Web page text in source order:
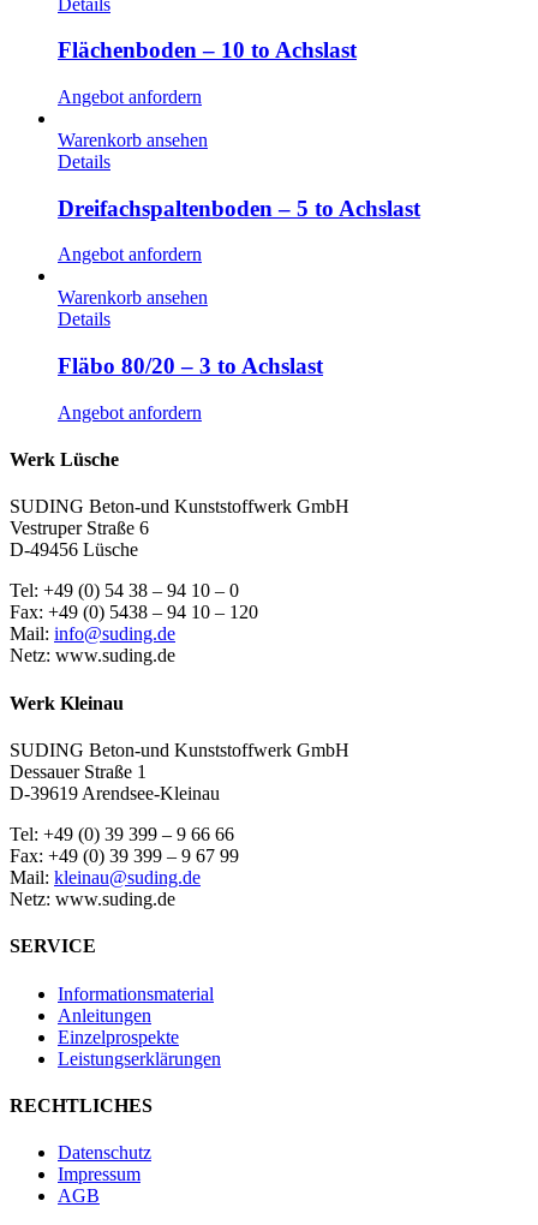
Flächenboden – 10 to Achslast
Angebot anfordern
Warenkorb ansehen
Details
Dreifachspaltenboden – 5 to Achslast
Angebot anfordern
Warenkorb ansehen
Details
Fläbo 80/20 – 3 to Achslast
Angebot anfordern
Werk Lüsche
SUDING Beton-und Kunststoffwerk GmbH
Vestruper Straße 6
D-49456 Lüsche
Tel: +49 (0) 54 38 – 94 10 – 0
Fax: +49 (0) 5438 – 94 10 – 120
Mail: info@suding.de
Netz: www.suding.de
Werk Kleinau
SUDING Beton-und Kunststoffwerk GmbH
Dessauer Straße 1
D-39619 Arendsee-Kleinau
Tel: +49 (0) 39 399 – 9 66 66
Fax: +49 (0) 39 399 – 9 67 99
Mail: kleinau@suding.de
Netz: www.suding.de
SERVICE
Informationsmaterial
Anleitungen
Einzelprospekte
Leistungserklärungen
RECHTLICHES
Datenschutz
Impressum
AGB